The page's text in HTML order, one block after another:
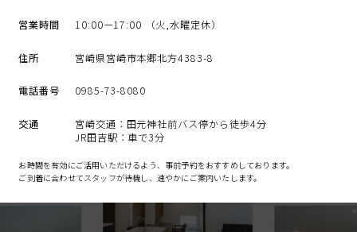
営業時間 10:00ー17:00 （火,水曜定休）
住所 宮崎県宮崎市本郷北方4383-8
電話番号 0985-73-8080
交通
宮崎交通：田元神社前バス停から徒歩4分
JR田吉駅：車で3分
お時間を有効にご活用いただけるよう、事前予約をおすすめしております。
ご到着に合わせてスタッフが待機し、速やかにご案内いたします。